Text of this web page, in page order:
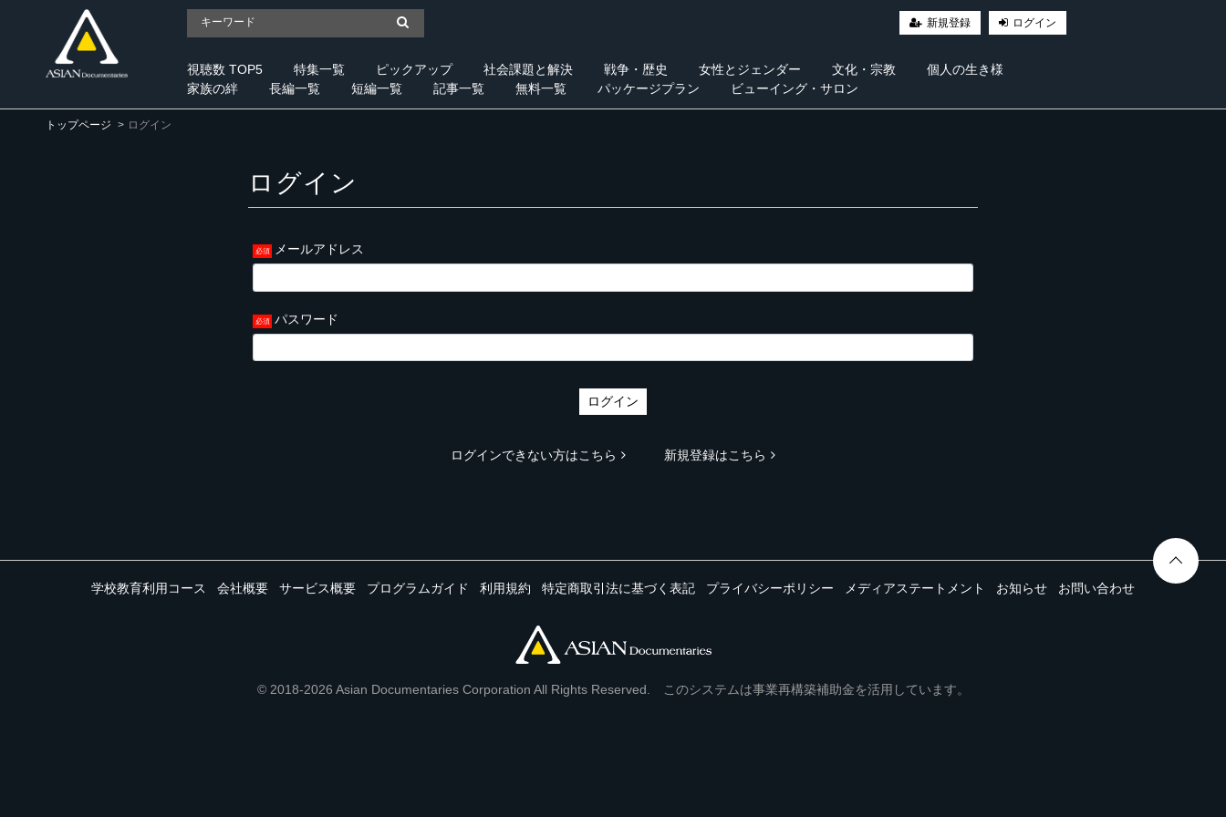
新規登録 ログイン
視聴数 TOP5 特集一覧 ピックアップ 社会課題と解決 戦争・歴史 女性とジェンダー 文化・宗教
個人の生き様
家族の絆
長編一覧 短編一覧 記事一覧 無料一覧 パッケージプラン ビューイング・サロン
トップページ ログイン
ログイン
メールアドレス
パスワード
ログイン
ログインできない方はこちら 新規登録はこちら
学校教育利用コース 会社概要 サービス概要 プログラムガイド 利用規約 特定商取引法に基づく表記 プライバシーポリシー メディアステートメント お知らせ お問い合わせ
© 2018-2026 Asian Documentaries Corporation All Rights Reserved. このシステムは事業再構築補助金を活用しています。